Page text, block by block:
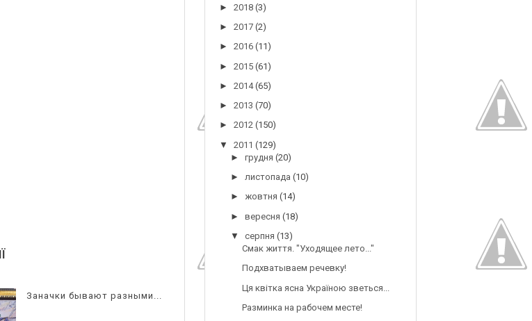
Заначки бывают разными...
►2018 (3)
►2017 (2)
►2016 (11)
►2015 (61)
►2014 (65)
►2013 (70)
►2012 (150)
▼
2011 (129)
► грудня (20)
► листопада (10)
► жовтня (14)
► вересня (18)
▼
серпня (13)
Смак життя. "Уходящее лето..."
Подхватываем речевку!
Ця квітка ясна Україною зветься...
Разминка на рабочем месте!